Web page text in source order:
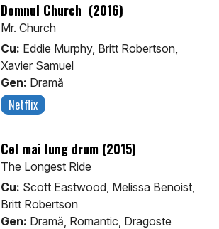
Domnul Church (2016)
Mr. Church
Cu: Eddie Murphy, Britt Robertson,
Xavier Samuel
Gen: Dramă
Netflix
Cel mai lung drum (2015)
The Longest Ride
Cu: Scott Eastwood, Melissa Benoist,
Britt Robertson
Gen: Dramă, Romantic, Dragoste